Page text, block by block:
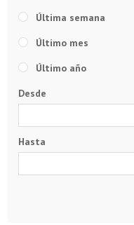
Última semana
Último mes
Último año
Desde
Hasta